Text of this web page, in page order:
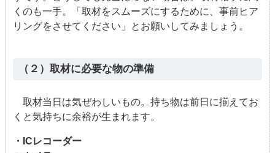
くのも一手。「取材をスムーズにするために、事前ヒア
リングをさせてください」とお願いしてみましょう。
（２）取材に必要な物の準備
取材当日は気ぜわしいもの。持ち物は前日に揃えてお
くと気持ちに余裕が生まれます。
・ICレコーダー